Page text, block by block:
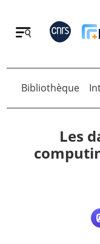
Retour
Retour
Bibliothèque
Les